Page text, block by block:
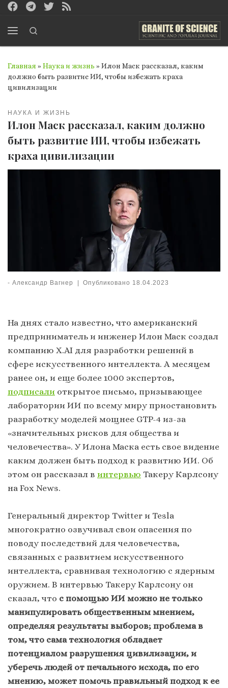
Перейти к содержимому
Главная » Наука и жизнь » Илон Маск рассказал, каким
должно быть развитие ИИ, чтобы избежать краха
цивилизации
НАУКА И ЖИЗНЬ
Илон Маск рассказал, каким должно
быть развитие ИИ, чтобы избежать
краха цивилизации
- Александр Вагнер | Опубликовано 18.04.2023
На днях стало известно, что американский
предприниматель и инженер Илон Маск создал
компанию X.AI для разработки решений в
сфере искусственного интеллекта. А месяцем
ранее он, и еще более 1000 экспертов,
подписали открытое письмо, призывающее
лаборатории ИИ по всему миру приостановить
разработку моделей мощнее GTP-4 из-за
«значительных рисков для общества и
человечества». У Илона Маска есть свое видение
каким должен быть подход к развитию ИИ. Об
этом он рассказал в интервью Такеру Карлсону
на Fox News.
Генеральный директор Twitter и Tesla
многократно озвучивал свои опасения по
поводу последствий для человечества,
связанных с развитием искусственного
интеллекта, сравнивая технологию с ядерным
оружием. В интервью Такеру Карлсону он
сказал, что с помощью ИИ можно не только
манипулировать общественным мнением,
определяя результаты выборов; проблема в
том, что сама технология обладает
потенциалом разрушения цивилизации, и
уберечь людей от печального исхода, по его
мнению, может помочь правильный подход к ее